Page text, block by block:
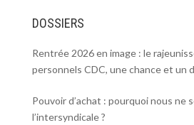
DOSSIERS
Rentrée 2026 en image : le
personnels CDC, une chance et un
Pouvoir d’achat : pourquoi nous ne
l’intersyndicale ?